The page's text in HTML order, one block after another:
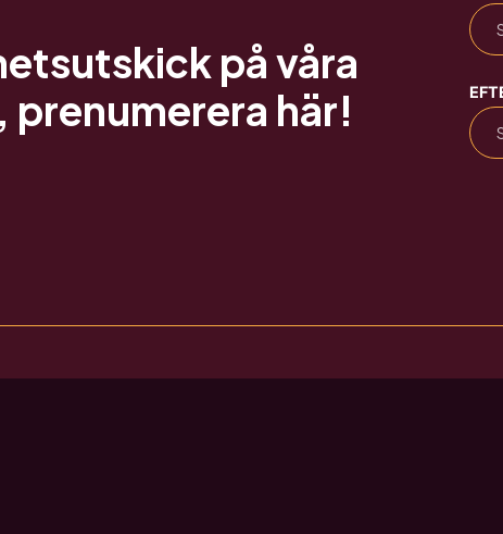
på våra
prenumerera här!